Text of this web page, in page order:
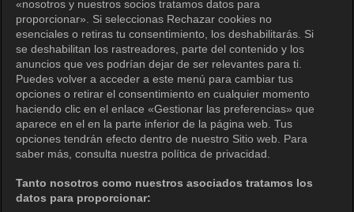
«nosotros y nuestros socios tratamos datos para
proporcionar». Si seleccionas Rechazar cookies no
esenciales o retiras tu consentimiento, los deshabilitarás. Si
se deshabilitan los rastreadores, parte del contenido y los
anuncios que ves podrían dejar de ser relevantes para ti.
Puedes volver a acceder a este menú para cambiar tus
opciones o retirar el consentimiento en cualquier momento
haciendo clic en el enlace «Gestionar las preferencias» que
aparece en el en la parte inferior de la página web. Tus
opciones tendrán efecto dentro de nuestro Sitio web. Para
saber más, consulta nuestra política de privacidad.
Tanto nosotros como nuestros asociados tratamos los
datos para proporcionar: